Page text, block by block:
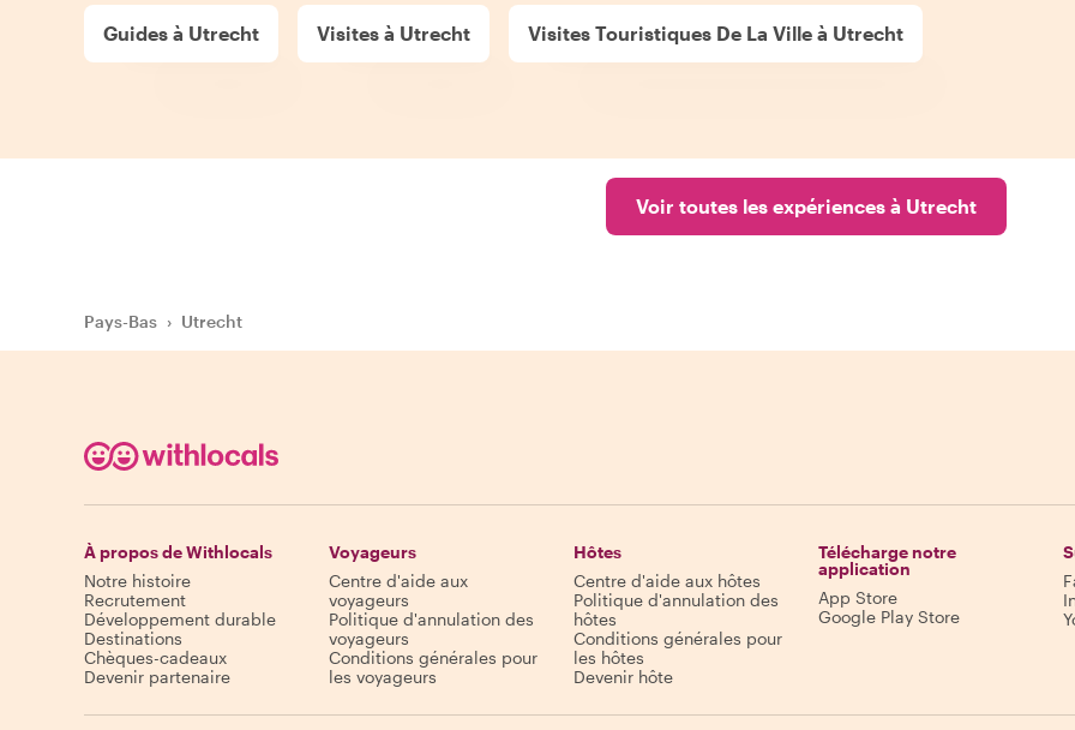
Guides à Utrecht Visites à Utrecht Visites Touristiques De La Ville à Utrecht
Voir toutes les expériences à Utrecht
Pays-Bas › Utrecht
À propos de Withlocals
Notre histoire
Recrutement
Développement durable
Destinations
Chèques-cadeaux
Devenir partenaire
Voyageurs
Centre d'aide aux
voyageurs
Politique d'annulation des
voyageurs
Conditions générales pour
les voyageurs
Hôtes
Centre d'aide aux hôtes
Politique d'annulation des
hôtes
Conditions générales pour
les hôtes
Devenir hôte
Télécharge notre
application
App Store
Google Play Store